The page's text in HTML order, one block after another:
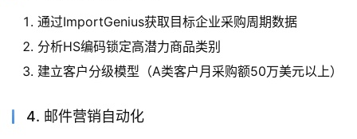
通过ImportGenius获取目标企业采购周期数据
分析HS编码锁定高潜力商品类别
建立客户分级模型（A类客户月采购额50万美元以上）
4. 邮件营销自动化